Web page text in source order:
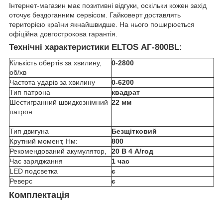
Інтернет-магазин має позитивні відгуки, оскільки кожен захід
оточує бездоганним сервісом. Гайковерт доставлять
територією країни якнайшвидше. На нього поширюється
офіційна довгострокова гарантія.
Технічні характеристики ELTOS АГ-800BL:
Кількість обертів за хвилину,
об/хв
0-2800
Частота ударів за хвилину
0-6200
Тип патрона
квадрат
Шестигранний швидкознімний
патрон
22 мм
Тип двигуна
Безщітковий
Крутний момент, Нм:
800
Рекомендований акумулятор,
20 В 4 А/год
Час заряджання
1 час
LED подсветка
є
Реверс
є
Комплектація